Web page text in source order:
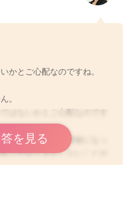
かとご心配なのですね。
。
はないかとご心配なのです
安定ですので、便秘になっ
も性状も安定しないことが
、排便のペースや性状が整
チが緩いと下痢なのではな
を見る